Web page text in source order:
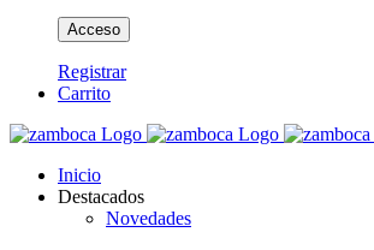
Registrar
Carrito
Inicio
Destacados
Novedades